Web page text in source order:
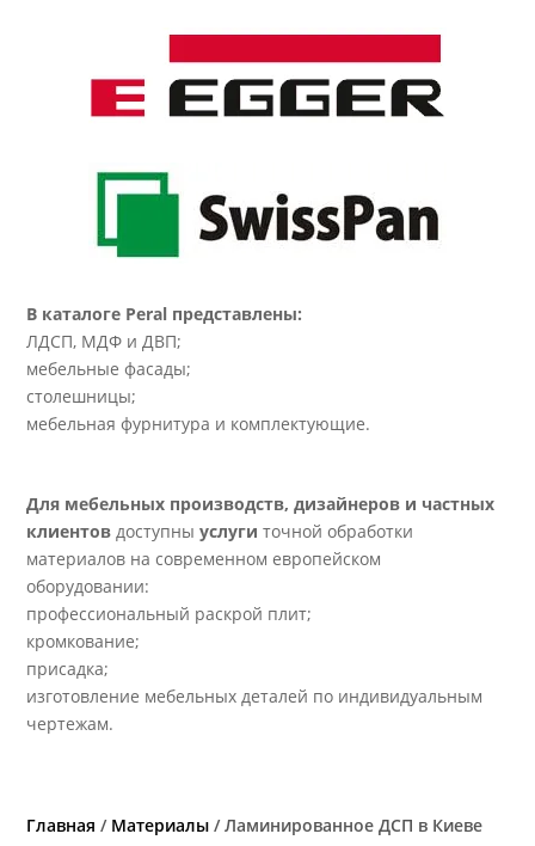
В каталоге Peral представлены:
ЛДСП, МДФ и ДВП;
мебельные фасады;
столешницы;
мебельная фурнитура и комплектующие.
Для мебельных производств, дизайнеров и частных
клиентов доступныуслуги точной обработки
материалов на современном европейском
оборудовании:
профессиональный раскрой плит;
кромкование;
присадка;
изготовление мебельных деталей по индивидуальным
чертежам.
Главная / Материалы / Ламинированное ДСП в Киеве